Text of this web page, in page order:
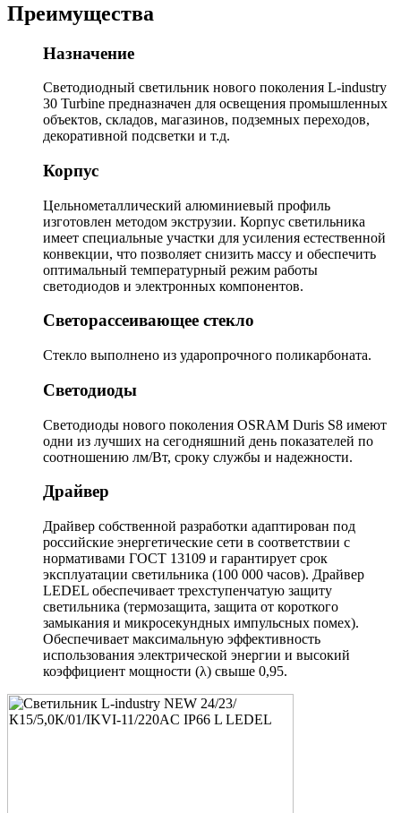
Преимущества
Назначение
Светодиодный светильник нового поколения L-industry
30 Turbine предназначен для освещения промышленных
объектов, складов, магазинов, подземных переходов,
декоративной подсветки и т.д.
Корпус
Цельнометаллический алюминиевый профиль
изготовлен методом экструзии. Корпус светильника
имеет специальные участки для усиления естественной
конвекции, что позволяет снизить массу и обеспечить
оптимальный температурный режим работы
светодиодов и электронных компонентов.
Светорассеивающее стекло
Стекло выполнено из ударопрочного поликарбоната.
Светодиоды
Светодиоды нового поколения OSRAM Duris S8 имеют
одни из лучших на сегодняшний день показателей по
соотношению лм/Вт, сроку службы и надежности.
Драйвер
Драйвер собственной разработки адаптирован под
российские энергетические сети в соответствии с
нормативами ГОСТ 13109 и гарантирует срок
эксплуатации светильника (100 000 часов). Драйвер
LEDEL обеспечивает трехступенчатую защиту
светильника (термозащита, защита от короткого
замыкания и микросекундных импульсных помех).
Обеспечивает максимальную эффективность
использования электрической энергии и высокий
коэффициент мощности (λ) свыше 0,95.